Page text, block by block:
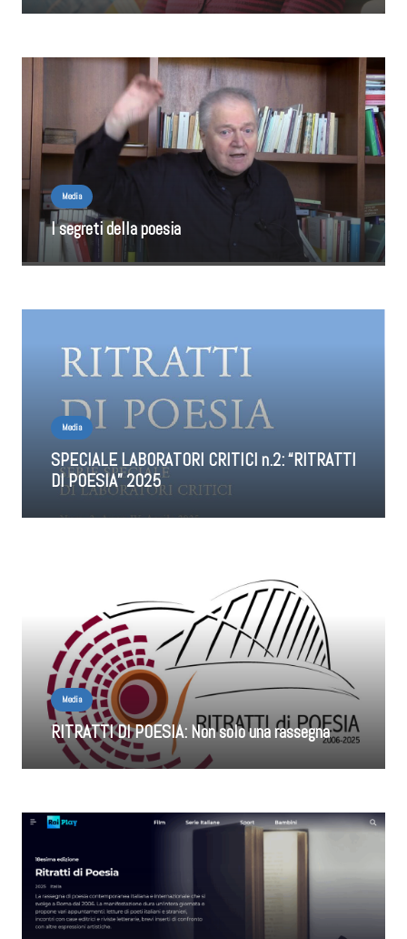
Media
I segreti della poesia
Media
SPECIALE LABORATORI CRITICI n.2: “RITRATTI
DI POESIA” 2025
Media
RITRATTI DI POESIA: Non solo una rassegna